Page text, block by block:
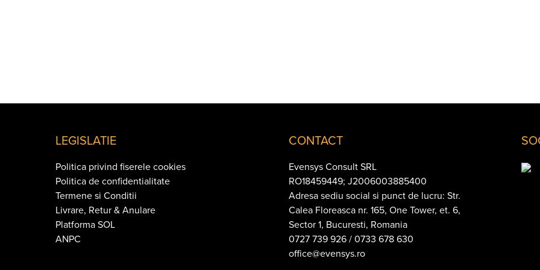
LEGISLATIE
Politica privind fiserele cookies
Politica de confidentialitate
Termene si Conditii
Livrare, Retur & Anulare
Platforma SOL
ANPC
CONTACT
Evensys Consult SRL
RO18459449; J2006003885400
Adresa sediu social si punct de lucru: Str.
Calea Floreasca nr. 165, One Tower, et. 6,
Sector 1, Bucuresti, Romania
0727 739 926 / 0733 678 630
office@evensys.ro